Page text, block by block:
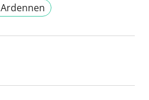
Ardennen